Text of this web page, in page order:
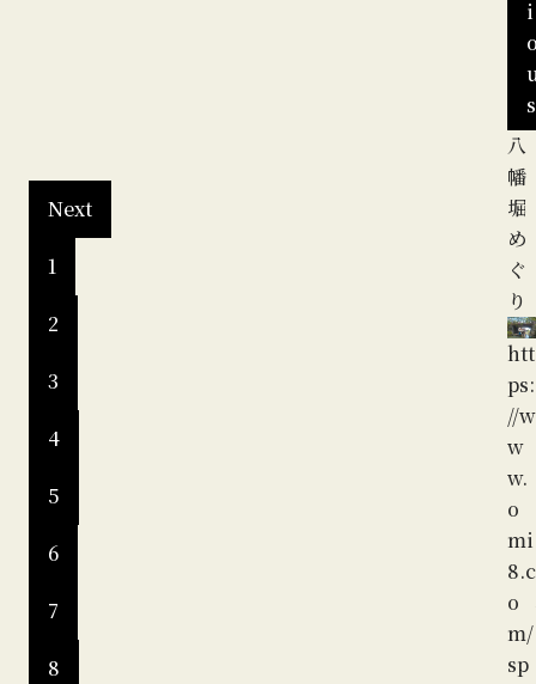
Next
1
2
3
4
5
6
7
8
i
s
八
幡
堀
め
ぐ
り
htt
ps:
//w
w
w.
o
mi
8.c
o
m/
sp